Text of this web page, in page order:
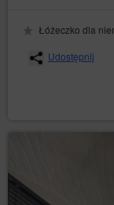
Łóżeczko dla
Udostępnij